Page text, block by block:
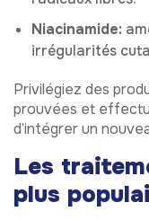
Niacinamide:
irrégularités
Privilégiez des
prouvées et
d’intégrer un
Les
plus